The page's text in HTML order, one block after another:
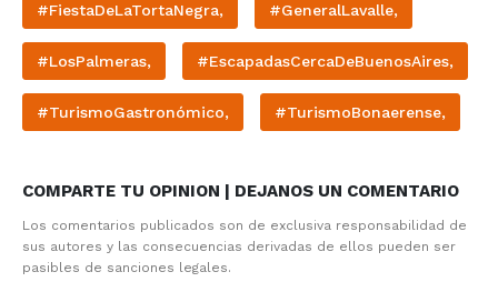
#FiestaDeLaTortaNegra, #GeneralLavalle,
#LosPalmeras, #EscapadasCercaDeBuenosAires,
#TurismoGastronómico, #TurismoBonaerense,
COMPARTE TU OPINION | DEJANOS UN COMENTARIO
Los comentarios publicados son de exclusiva responsabilidad de
sus autores y las consecuencias derivadas de ellos pueden ser
pasibles de sanciones legales.